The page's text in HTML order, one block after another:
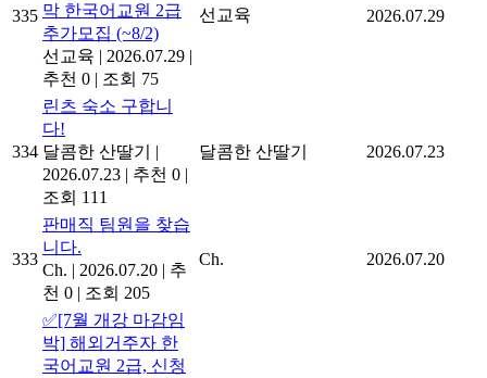
335 막 한국어교원 2급
추가모집 (~8/2)
선교육 | 2026.07.29 |
추천 0 | 조회 75
선교육 2026.07.29
334
린츠 숙소 구합니
다!
달콤한 산딸기
|
2026.07.23 | 추천 0 |
조회 111
달콤한 산딸기 2026.07.23
333
판매직 팀원을 찾습
니다.
Ch. | 2026.07.20 | 추
천 0 | 조회 205
Ch. 2026.07.20
✅[7월 개강 마감임
박] 해외거주자 한
국어교원 2급, 신청